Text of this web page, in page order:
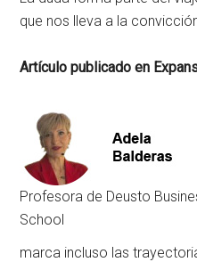
que nos lleva a la
Artículo publicado en
Profesora de Deusto
School
marca incluso las